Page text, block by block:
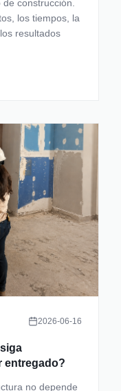
construcción.
los tiempos, la
resultados
2026-06-16
entregado?
no depende